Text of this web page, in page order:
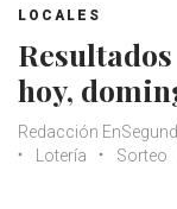
LOCALES
hoy,
Redacción
Lotería
Sorteo